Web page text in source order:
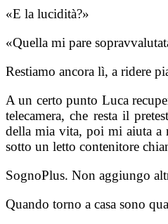
«E la lucidità?»
«Quella mi pare
Restiamo ancora lì, a ridere
A un certo punto Luca
telecamera, che resta il
della mia vita, poi mi aiuta a
sotto un letto contenitore
SognoPlus. Non aggiungo
Quando torno a casa sono